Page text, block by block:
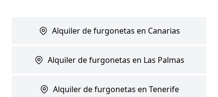
Alquiler de furgonetas en Canarias
Alquiler de furgonetas en Las Palmas
Alquiler de furgonetas en Tenerife